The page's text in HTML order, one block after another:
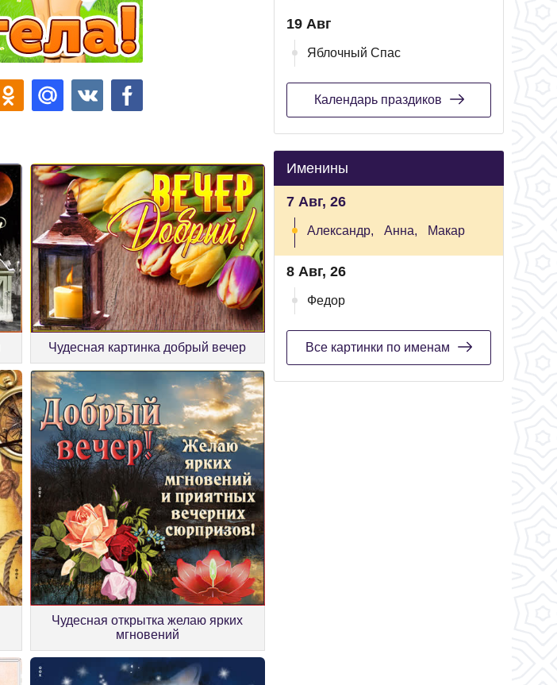
Чудесная картинка добрый вечер
Чудесная открытка желаю ярких
мгновений
19 Авг
Яблочный Спас
Календарь праздиков
Именины
7 Авг, 26
Александр, Анна, Макар
8 Авг, 26
Федор
Все картинки по именам